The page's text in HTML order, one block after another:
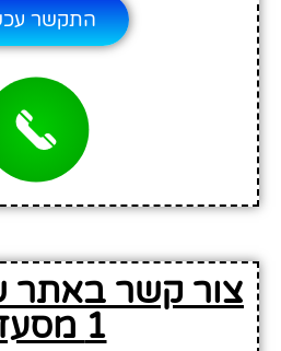
התקשר
צור קשר באתר
1 מסעדה